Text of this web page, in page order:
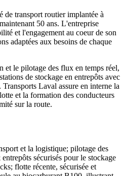
de transport routier implantée à
50 ans. L'entreprise
et l'engagement au coeur de son
adaptées aux besoins de chaque
et le pilotage des flux en temps réel,
de stockage en entrepôts avec
Laval assure en interne la
et la formation des conducteurs
sur la route.
et la logistique; pilotage des
sécurisés pour le stockage
flotte récente, sécurisée et